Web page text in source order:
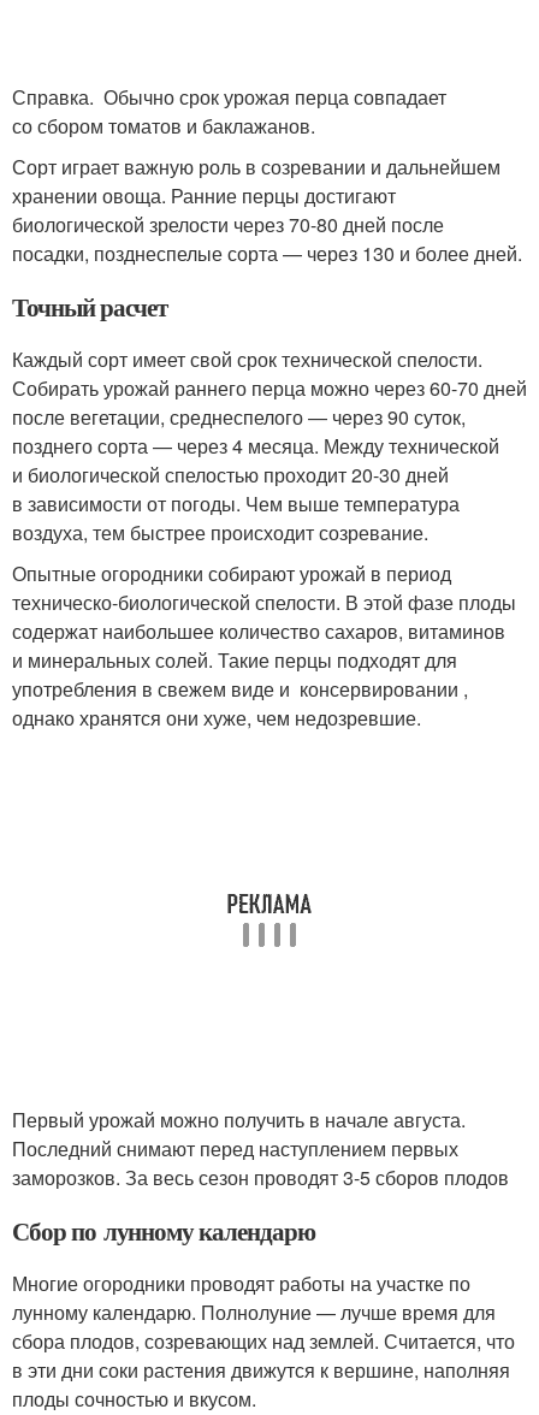
Справка. Обычно срок урожая перца совпадает
со сбором томатов и баклажанов.
Сорт играет важную роль в созревании и дальнейшем
хранении овоща. Ранние перцы достигают
биологической зрелости через 70-80 дней после
посадки, позднеспелые сорта — через 130 и более дней.
Точный расчет
Каждый сорт имеет свой срок технической спелости.
Собирать урожай раннего перца можно через 60-70 дней
после вегетации, среднеспелого — через 90 суток,
позднего сорта — через 4 месяца. Между технической
и биологической спелостью проходит 20-30 дней
в зависимости от погоды. Чем выше температура
воздуха, тем быстрее происходит созревание.
Опытные огородники собирают урожай в период
техническо-биологической спелости. В этой фазе плоды
содержат наибольшее количество сахаров, витаминов
и минеральных солей. Такие перцы подходят для
употребления в свежем виде и консервировании ,
однако хранятся они хуже, чем недозревшие.
Первый урожай можно получить в начале августа.
Последний снимают перед наступлением первых
заморозков. За весь сезон проводят 3-5 сборов плодов
Сбор по лунному календарю
Многие огородники проводят работы на участке по
лунному календарю. Полнолуние — лучше время для
сбора плодов, созревающих над землей. Считается, что
в эти дни соки растения движутся к вершине, наполняя
плоды сочностью и вкусом.